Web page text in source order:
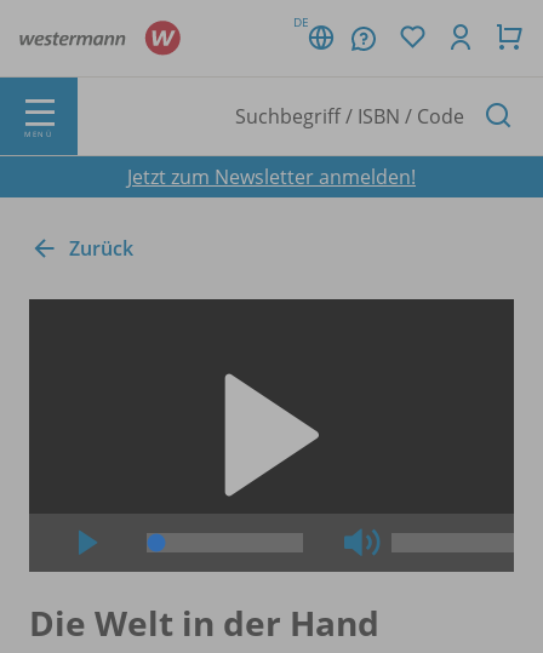
DE
MENÜ
Jetzt zum Newsletter anmelden!
Zurück
Die Welt in der Hand